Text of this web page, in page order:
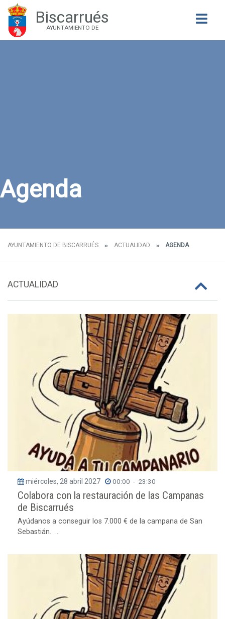
Biscarrués
AYUNTAMIENTO DE
Agenda
AYUNTAMIENTO DE BISCARRUÉS ACTUALIDAD AGENDA
ACTUALIDAD
miércoles, 28 abril 2027 00:00 - 23:30
Colabora con la restauración de las Campanas
de Biscarrués
Ayúdanos a conseguir los 7.000 € de la campana de San
Sebastián. ...